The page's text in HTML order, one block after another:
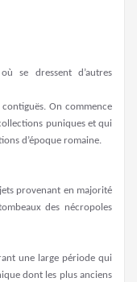
se dressent d’autres
contiguës. On commence
puniques et qui
d’époque romaine.
provenant en majorité
des nécropoles
une large période qui
dont les plus anciens